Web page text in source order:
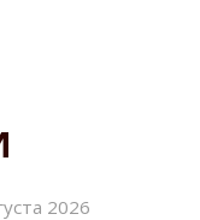
2026